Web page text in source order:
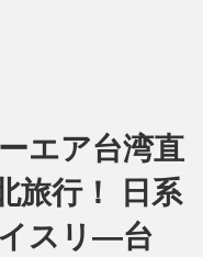
エア台湾直
旅行！ 日系
スリ―台